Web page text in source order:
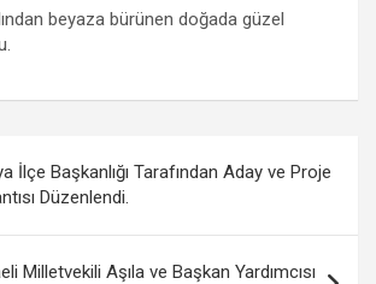
beyaza bürünen doğada güzel
İlçe Başkanlığı Tarafından Aday ve Proje
Düzenlendi.
Milletvekili Aşıla ve Başkan Yardımcısı